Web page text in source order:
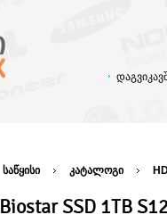
საწყისი კატალოგი
Biostar SSD 1TB